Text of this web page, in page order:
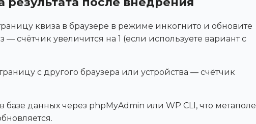
квиза в браузере в режиме инкогнито и обновите
— счётчик увеличится на 1 (если используете вариант с
с другого браузера или устройства — счётчик
базе данных через phpMyAdmin или WP CLI, что метаполе